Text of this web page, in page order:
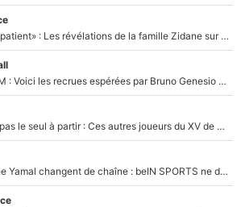
«Il est très heureux et impatient» : Les révélations de la famille Zidane sur sa prise de pouvoir en équipe de France !
Plus de 100M€ pour l'OM : Voici les recrues espérées par Bruno Genesio et Grégory Lorenzi après l’opération dégraissage
Thomas Ramos ne sera pas le seul à partir : Ces autres joueurs du XV de France pourraient aussi quitter le Stade Toulousain, un club de Top 14 est déjà sur les rangs
Kylian Mbappé et Lamine Yamal changent de chaîne : beIN SPORTS ne digère pas cette décision historique et prédit un fiasco pour la Liga